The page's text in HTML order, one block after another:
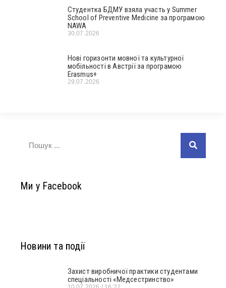
Студентка БДМУ взяла участь у Summer
School of Preventive Medicine за програмою
NAWA
30.07.2026
Нові горизонти мовної та культурної
мобільності в Австрії за програмою
Erasmus+
29.07.2026
Ми у Facebook
Новини та події
Захист виробничої практики студентами
спеціальності «Медсестринство»